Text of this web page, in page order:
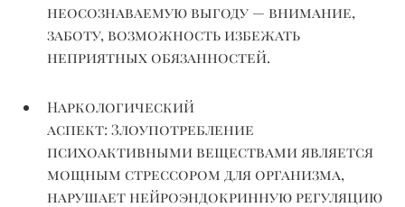
неосознаваемую выгоду — внимание,
заботу, возможность избежать
неприятных обязанностей.
Наркологический
аспект: Злоупотребление
психоактивными веществами является
мощным стрессором для организма,
нарушает нейроэндокринную регуляцию